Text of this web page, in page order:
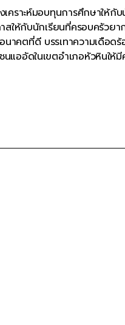
คราะห์มอบทุนการศึกษาให้
ให้กับนักเรียนที่ครอบครัวยา
คตที่ดี บรรเทาความเดือด
นแออัดในเขตอำเภอหัวหิน